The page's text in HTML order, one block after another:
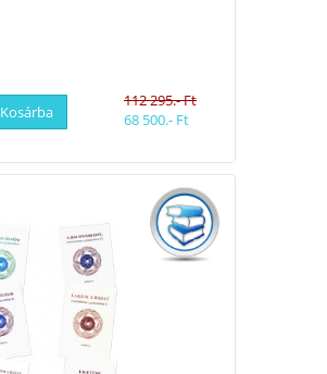
Kosárba
112 295.- Ft
68 500.- Ft